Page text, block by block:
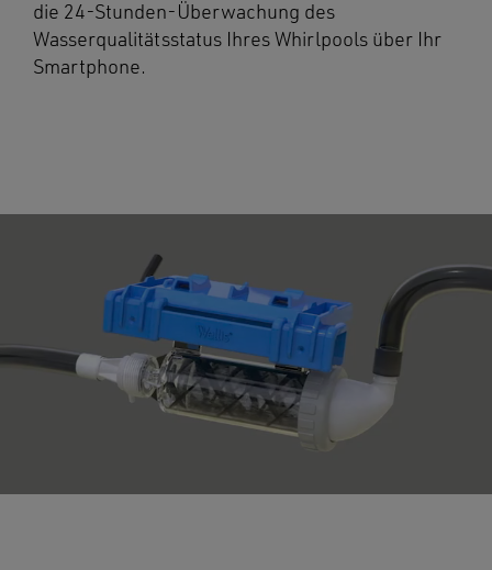
die 24-Stunden-Überwachung des
Wasserqualitätsstatus Ihres Whirlpools über Ihr
Smartphone.